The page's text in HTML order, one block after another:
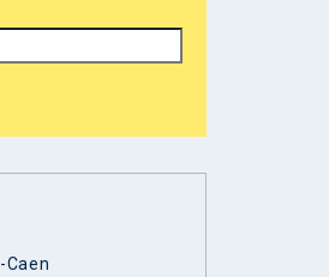
Caen